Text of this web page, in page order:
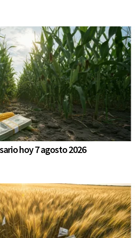
hoy 7 agosto 2026